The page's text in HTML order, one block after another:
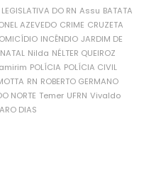
DO RN Assu BATATA
AZEVEDO CRIME CRUZETA
INCÊNDIO JARDIM DE
NATAL Nilda NÉLTER QUEIROZ
POLÍCIA POLÍCIA CIVIL
RN ROBERTO GERMANO
NORTE Temer UFRN Vivaldo
DIAS